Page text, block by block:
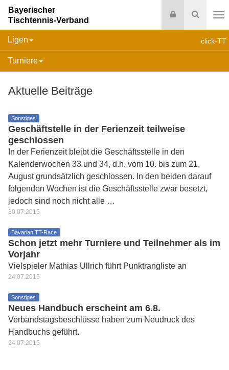
Suche
Login
Bayerischer
Tischtennis-Verband
click-TT
Ligen
Turniere
Aktuelle Beiträge
Sonstiges
Geschäftstelle in der Ferienzeit teilweise
geschlossen
In der Ferienzeit bleibt die Geschäftsstelle in den
Kalenderwochen 33 und 34, d.h. vom 10. bis zum 21.
August grundsätzlich geschlossen. In den beiden darauf
folgenden Wochen ist die Geschäftsstelle zwar besetzt,
jedoch sind noch nicht alle …
30.07.2015
Bavarian TT-Race
Schon jetzt mehr Turniere und Teilnehmer als im
Vorjahr
Vielspieler Mathias Ullrich führt Punktrangliste an
24.07.2015
Sonstiges
Neues Handbuch erscheint am 6.8.
Verbandstagsbeschlüsse haben zum Neudruck des
Handbuchs geführt.
24.07.2015